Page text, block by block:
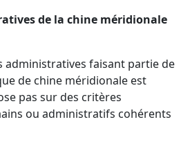
de la chine méridionale
administratives faisant partie de
de chine méridionale est
pas sur des critères
ou administratifs cohérents